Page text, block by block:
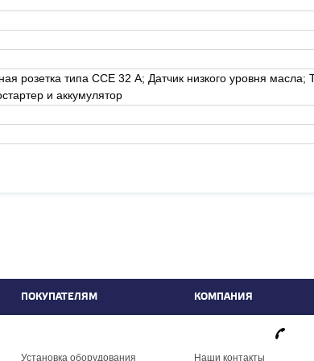
розетка типа ССЕ 32 А; Датчик низкого уровня масла;
и аккумулятор
ПОКУПАТЕЛЯМ КОМПАНИЯ
Установка оборудования Наши контакты